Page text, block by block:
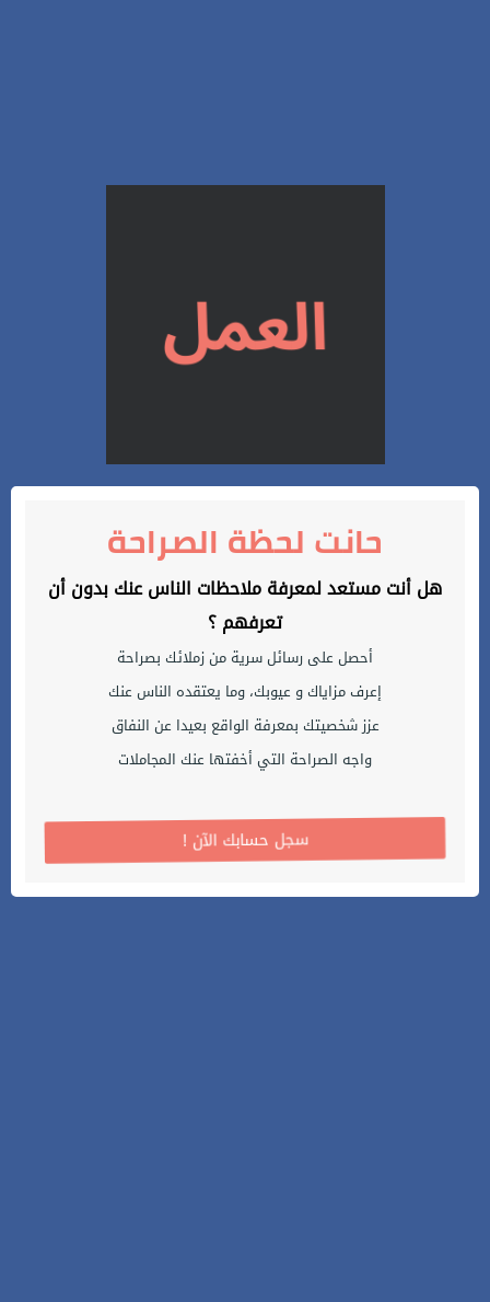
حانت لحظة الصراحة
هل أنت مستعد لمعرفة ملاحظات الناس عنك بدون أن
تعرفهم ؟
أحصل على رسائل سرية من زملائك بصراحة
إعرف مزاياك و عيوبك، وما يعتقده الناس عنك
عزز شخصيتك بمعرفة الواقع بعيدا عن النفاق
واجه الصراحة التي أخفتها عنك المجاملات
! سجل حسابك الآن